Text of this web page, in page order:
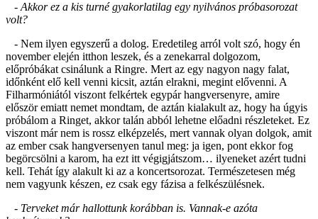
- Akkor ez a kis turné gyakorlatilag egy nyilvános próbasorozat
volt?
- Nem ilyen egyszerű a dolog. Eredetileg arról volt szó, hogy én
november elején itthon leszek, és a zenekarral dolgozom,
előpróbákat csinálunk a Ringre. Mert az egy nagyon nagy falat,
időnként elő kell venni kicsit, aztán elrakni, megint elővenni. A
Filharmóniától viszont felkértek egypár hangversenyre, amire
először emiatt nemet mondtam, de aztán kialakult az, hogy ha úgyis
próbálom a Ringet, akkor talán abból lehetne előadni részleteket. Ez
viszont már nem is rossz elképzelés, mert vannak olyan dolgok, amit
az ember csak hangversenyen tanul meg: ja igen, pont ekkor fog
begörcsölni a karom, ha ezt itt végigjátszom… ilyeneket azért tudni
kell. Tehát így alakult ki az a koncertsorozat. Természetesen még
nem vagyunk készen, ez csak egy fázisa a felkészülésnek.
- Terveket már hallottunk korábban is. Vannak-e azóta